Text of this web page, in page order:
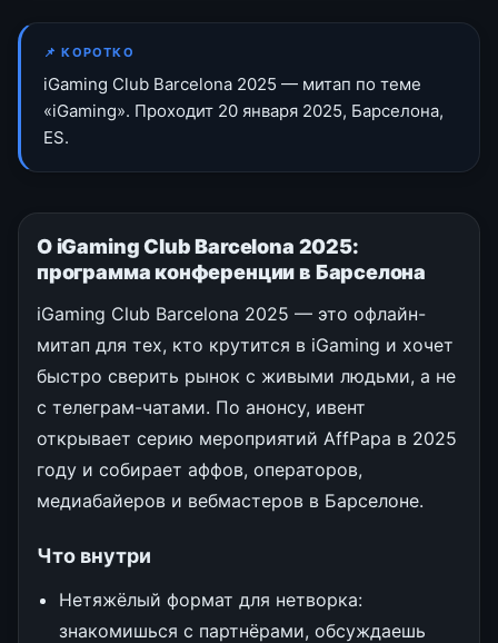
📌 КОРОТКО
iGaming Club Barcelona 2025 — митап по теме
«iGaming». Проходит 20 января 2025, Барселона,
ES.
О iGaming Club Barcelona 2025:
программа конференции в Барселона
iGaming Club Barcelona 2025 — это офлайн-
митап для тех, кто крутится в iGaming и хочет
быстро сверить рынок с живыми людьми, а не
с телеграм-чатами. По анонсу, ивент
открывает серию мероприятий AffPapa в 2025
году и собирает аффов, операторов,
медиабайеров и вебмастеров в Барселоне.
Что внутри
Нетяжёлый формат для нетворка:
знакомишься с партнёрами, обсуждаешь